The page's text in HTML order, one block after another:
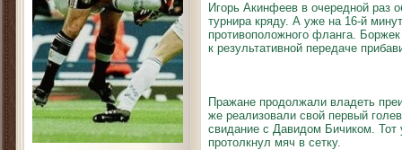
Игорь Акинфеев в очередной раз
турнира кряду. А уже на 16-й
противоположного фланга.
к результативной передаче
Пражане продолжали владеть
же реализовали свой первый
свидание с Давидом Бичиком. Тот
протолкнул мяч в сетку.